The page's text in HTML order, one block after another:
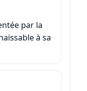
par la
à sa